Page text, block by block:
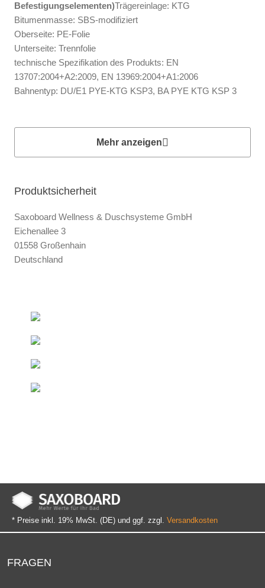
Befestigungselementen)Trägereinlage: KTG
Bitumenmasse: SBS-modifiziert
Oberseite: PE-Folie
Unterseite: Trennfolie
technische Spezifikation des Produkts: EN
13707:2004+A2:2009, EN 13969:2004+A1:2006
Bahnentyp: DU/E1 PYE-KTG KSP3, BA PYE KTG KSP 3
Produktsicherheit
Saxoboard Wellness & Duschsysteme GmbH
Eichenallee 3
01558 Großenhain
Deutschland
Mehr anzeigen
* Preise inkl. 19% MwSt. (DE) und ggf. zzgl. Versandkosten
FRAGEN